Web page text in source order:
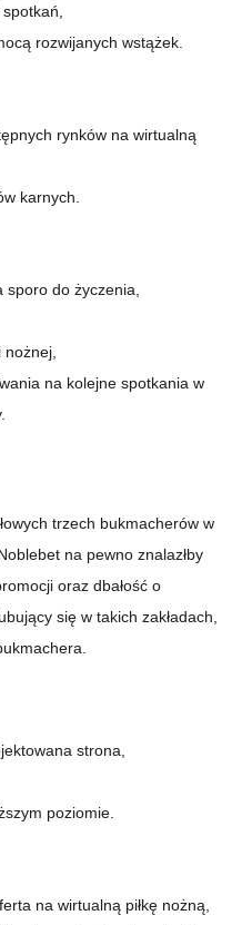
rozwijanych wstążek.
rynków na wirtualną
karnych.
do życzenia,
na kolejne spotkania w
trzech bukmacherów w
na pewno znalazłby
oraz dbałość o
się w takich zakładach,
strona,
poziomie.
na wirtualną piłkę nożną,